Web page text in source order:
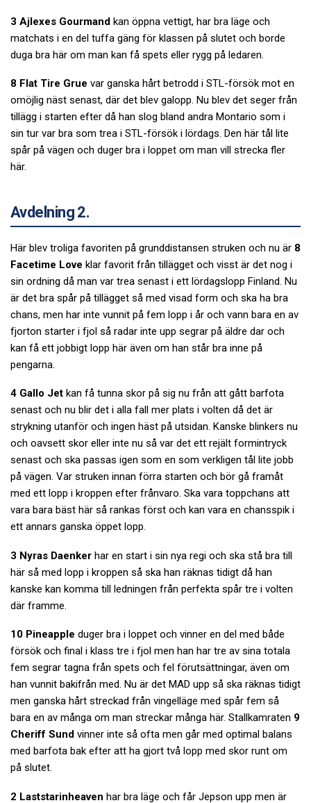
3 Ajlexes Gourmand kan öppna vettigt, har bra läge och
matchats i en del tuffa gäng för klassen på slutet och borde
duga bra här om man kan få spets eller rygg på ledaren.
8 Flat Tire Grue var ganska hårt betrodd i STL-försök mot en
omöjlig näst senast, där det blev galopp. Nu blev det seger från
tillägg i starten efter då han slog bland andra Montario som i
sin tur var bra som trea i STL-försök i lördags. Den här tål lite
spår på vägen och duger bra i loppet om man vill strecka fler
här.
Avdelning 2.
Här blev troliga favoriten på grunddistansen struken och nu är 8
Facetime Love klar favorit från tillägget och visst är det nog i
sin ordning då man var trea senast i ett lördagslopp Finland. Nu
är det bra spår på tillägget så med visad form och ska ha bra
chans, men har inte vunnit på fem lopp i år och vann bara en av
fjorton starter i fjol så radar inte upp segrar på äldre dar och
kan få ett jobbigt lopp här även om han står bra inne på
pengarna.
4 Gallo Jet kan få tunna skor på sig nu från att gått barfota
senast och nu blir det i alla fall mer plats i volten då det är
strykning utanför och ingen häst på utsidan. Kanske blinkers nu
och oavsett skor eller inte nu så var det ett rejält formintryck
senast och ska passas igen som en som verkligen tål lite jobb
på vägen. Var struken innan förra starten och bör gå framåt
med ett lopp i kroppen efter frånvaro. Ska vara toppchans att
vara bara bäst här så rankas först och kan vara en chansspik i
ett annars ganska öppet lopp.
3 Nyras Daenker har en start i sin nya regi och ska stå bra till
här så med lopp i kroppen så ska han räknas tidigt då han
kanske kan komma till ledningen från perfekta spår tre i volten
där framme.
10 Pineapple duger bra i loppet och vinner en del med både
försök och final i klass tre i fjol men han har tre av sina totala
fem segrar tagna från spets och fel förutsättningar, även om
han vunnit bakifrån med. Nu är det MAD upp så ska räknas tidigt
men ganska hårt streckad från vingelläge med spår fem så
bara en av många om man streckar många här. Stallkamraten 9
Cheriff Sund vinner inte så ofta men går med optimal balans
med barfota bak efter att ha gjort två lopp med skor runt om
på slutet.
2 Laststarinheaven har bra läge och får Jepson upp men är